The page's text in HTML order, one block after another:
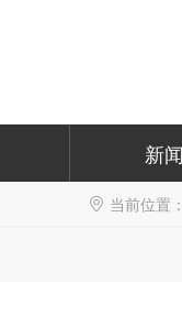
新
当前位置：